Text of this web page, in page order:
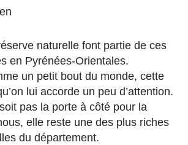
naturelle font partie de ces
en Pyrénées-Orientales.
un petit bout du monde, cette
lui accorde un peu d’attention.
pas la porte à côté pour la
elle reste une des plus riches
du département.